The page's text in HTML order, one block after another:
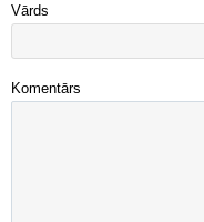
Vārds
Komentārs